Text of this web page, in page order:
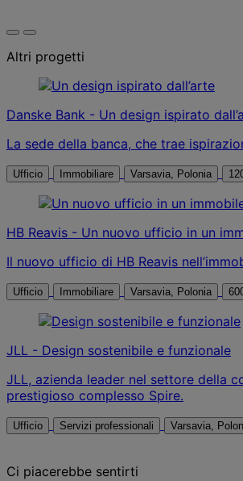
Altri progetti
Danske Bank - Un design ispirato
La sede della banca, che trae
Ufficio Immobiliare Varsavia, Polonia
HB Reavis - Un nuovo ufficio in un
Il nuovo ufficio di HB Reavis
Ufficio Immobiliare Varsavia, Polonia
JLL - Design sostenibile e funzionale
JLL, azienda leader nel settore della
prestigioso complesso Spire.
Ufficio Servizi professionali Varsavia,
Ci piacerebbe sentirti